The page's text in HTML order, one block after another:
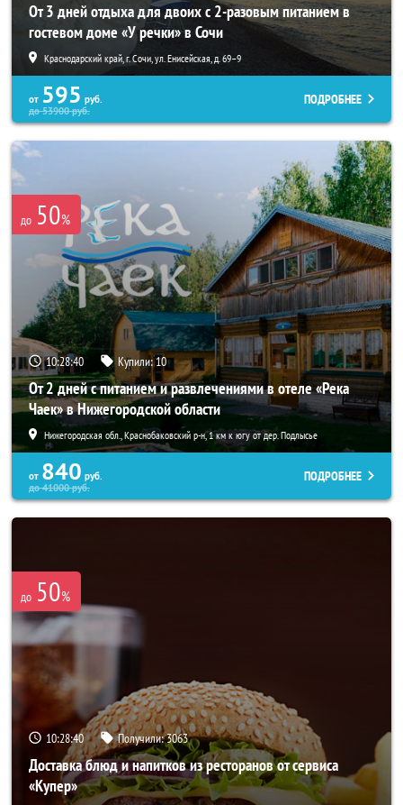
От 3 дней отдыха для двоих с 2-разовым питанием в
гостевом доме «У речки» в Сочи
Краснодарский край, г. Сочи, ул. Енисейская, д. 69–9
от 595 руб.
до53900руб.
ПОДРОБНЕЕ
до 50%
10:28:37 Купили:10
От 2 дней с питанием и развлечениями в отеле «Река
Чаек» в Нижегородской области
Нижегородская обл., Краснобаковский р-н, 1 км к югу от дер. Подлысье
от 840 руб.
до41000руб.
ПОДРОБНЕЕ
до 50%
10:28:37 Получили:3063
Доставка блюд и напитков из ресторанов от сервиса
«Купер»